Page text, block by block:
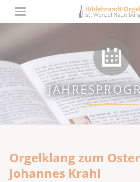
Orgelklang zum
Johannes Krahl